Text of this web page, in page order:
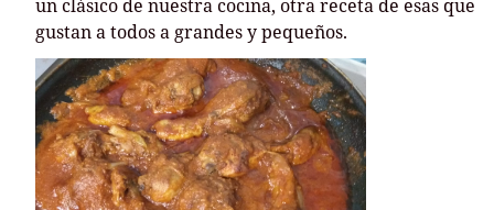
un clásico de nuestra cocina, otra receta de esas que
gustan a todos a grandes y pequeños.